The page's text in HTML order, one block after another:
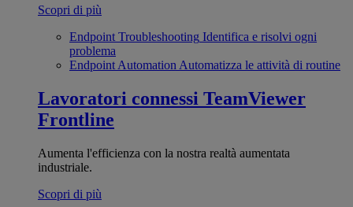
Scopri di più
Endpoint Troubleshooting Identifica e risolvi ogni
problema
Endpoint Automation Automatizza le attività di routine
Lavoratori connessi TeamViewer
Frontline
Aumenta l'efficienza con la nostra realtà aumentata
industriale.
Scopri di più